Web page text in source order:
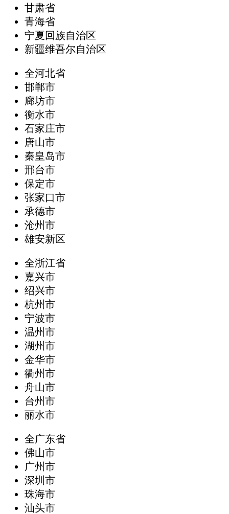
甘肃省
青海省
宁夏回族自治区
新疆维吾尔自治区
全河北省
邯郸市
廊坊市
衡水市
石家庄市
唐山市
秦皇岛市
邢台市
保定市
张家口市
承德市
沧州市
雄安新区
全浙江省
嘉兴市
绍兴市
杭州市
宁波市
温州市
湖州市
金华市
衢州市
舟山市
台州市
丽水市
全广东省
‌佛山市
广州市
深圳市
珠海市
汕头市